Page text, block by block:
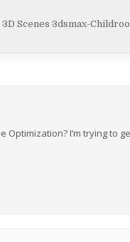
3D Scenes 3dsmax-
I’m trying to